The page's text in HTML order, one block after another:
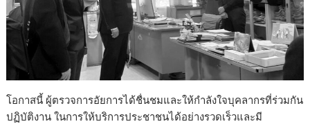
โอกาสนี้ ผู้ตรวจการอัยการได้ชื่นชมและให้กำลังใจบุคลากรที่ร่วมกัน
ปฏิบัติงาน ในการให้บริการประชาชนได้อย่างรวดเร็วและมี